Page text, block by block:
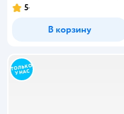
5
В корзину